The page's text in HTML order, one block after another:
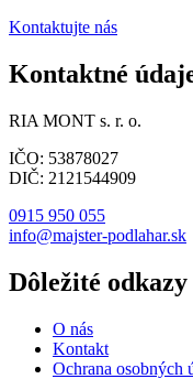
Kontaktujte nás
Kontaktné
RIA MONT s. r. o.
IČO: 53878027
DIČ: 2121544909
0915 950 055
info@majster-podlahar.sk
Dôležité odkazy
O nás
Kontakt
Ochrana osobných